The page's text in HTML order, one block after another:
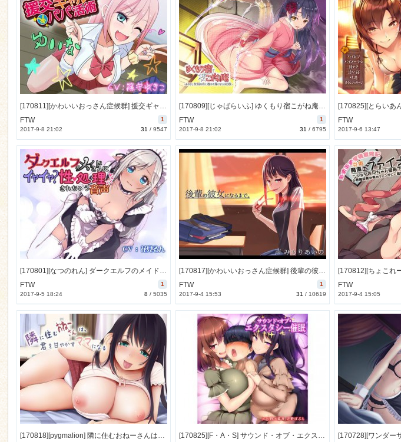
[170811][かわいいおっさん症候群] 援交ギャルのパパ活術 [808M] [RJ204999]
1
FTW
31 /9547
2017-9-8 21:02
[170809][じゃばらいふ] ゆくもり宿こがね庵-あやかし女将の糸に巻かれ蕩けていく初夜- [1166M] [RJ205402]
1
FTW
31 /6795
2017-9-8 21:02
FTW
2017-9-6 13:47
[170801][なつのれん] ダークエルフのメイドさんにイヤイヤ?性処理されちゃう音声 [103M] [RJ204416]
1
FTW
8 /5035
2017-9-5 18:24
[170817][かわいいおっさん症候群] 後輩の彼女になるまで。 [3869M] [RJ205000]
1
FTW
31 / 10619
2017-9-4 15:53
FTW
2017-9-4 15:05
[170818][pygmalion] 隣に住むおねーさんは、君を甘やかすママになる [235M] [RJ204522] [170825][F・A・S] サウンド・オブ・エクスタシー催眠 [943M] [RJ203898]